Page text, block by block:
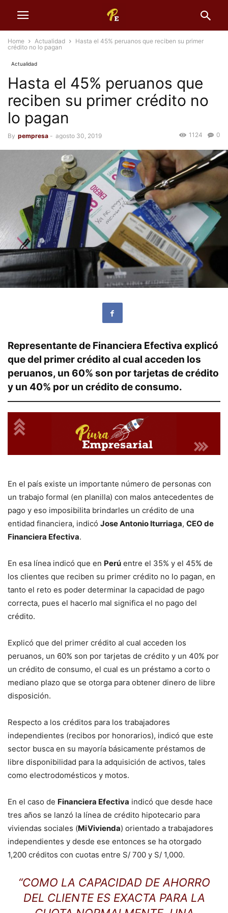
Home Actualidad
Hasta el 45% peruanos que reciben su primer
crédito no lo pagan
Actualidad
Hasta el 45% peruanos que
reciben su primer crédito no
lo pagan
By pempresa - agosto 30, 2019 0
1124
Representante de Financiera Efectiva explicó
que del primer crédito al cual acceden los
peruanos, un 60% son por tarjetas de crédito
y un 40% por un crédito de consumo.
En el país existe un importante número de personas con
un trabajo formal (en planilla) con malos antecedentes de
pago y eso imposibilita brindarles un crédito de una
entidad financiera, indicó Jose Antonio Iturriaga, CEO de
Financiera Efectiva.
En esa línea indicó que en Perú entre el 35% y el 45% de
los clientes que reciben su primer crédito no lo pagan, en
tanto el reto es poder determinar la capacidad de pago
correcta, pues el hacerlo mal significa el no pago del
crédito.
Explicó que del primer crédito al cual acceden los
peruanos, un 60% son por tarjetas de crédito y un 40% por
un crédito de consumo, el cual es un préstamo a corto o
mediano plazo que se otorga para obtener dinero de libre
disposición.
Respecto a los créditos para los trabajadores
independientes (recibos por honorarios), indicó que este
sector busca en su mayoría básicamente préstamos de
libre disponibilidad para la adquisición de activos, tales
como electrodomésticos y motos.
En el caso de Financiera Efectiva indicó que desde hace
tres años se lanzó la línea de crédito hipotecario para
viviendas sociales (MiVivienda) orientado a trabajadores
independientes y desde ese entonces se ha otorgado
1,200 créditos con cuotas entre S/ 700 y S/ 1,000.
“COMO LA CAPACIDAD DE AHORRO
DEL CLIENTE ES EXACTA PARA LA